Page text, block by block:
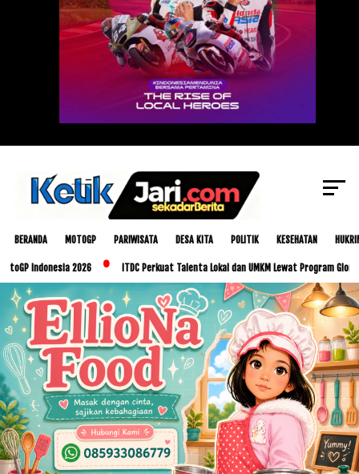
BERANDA MOTOGP PARIWISATA DESA KITA POLITIK KESEHATAN
2026 ITDC Perkuat Talenta Lokal dan UMKM Lewat Program Glorious Golo
Baca Juga : ITDC Perkuat Komitmen
Pembangunan Berkelanjutan di NTT melalui
Infrastruktur Kawasan The Golo Mori